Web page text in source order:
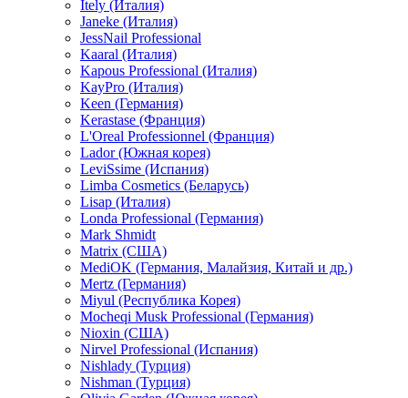
Itely (Италия)
Janeke (Италия)
JessNail Professional
Kaaral (Италия)
Kapous Professional (Италия)
KayPro (Италия)
Keen (Германия)
Kerastase (Франция)
L'Oreal Professionnel (Франция)
Lador (Южная корея)
LeviSsime (Испания)
Limba Cosmetics (Беларусь)
Lisap (Италия)
Londa Professional (Германия)
Mark Shmidt
Matrix (США)
MediOK (Германия, Малайзия, Китай и др.)
Mertz (Германия)
Miyul (Республика Корея)
Mocheqi Musk Professional (Германия)
Nioxin (США)
Nirvel Professional (Испания)
Nishlady (Турция)
Nishman (Турция)